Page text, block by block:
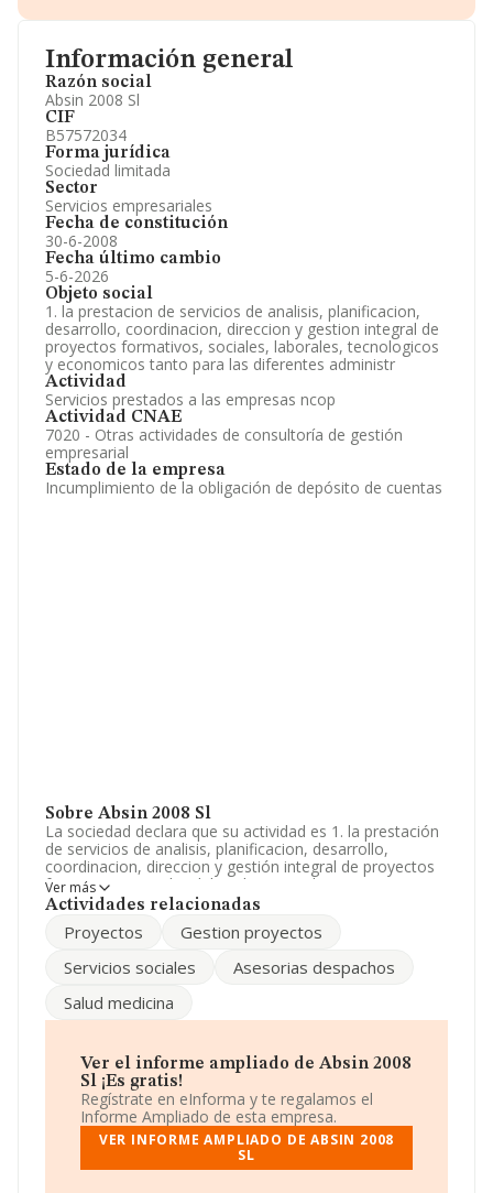
Información general
Razón social
Absin 2008 Sl
CIF
B57572034
Forma jurídica
Sociedad limitada
Sector
Servicios empresariales
Fecha de constitución
30-6-2008
Fecha último cambio
5-6-2026
Objeto social
1. la prestacion de servicios de analisis, planificacion,
desarrollo, coordinacion, direccion y gestion integral de
proyectos formativos, sociales, laborales, tecnologicos
y economicos tanto para las diferentes administr
Actividad
Servicios prestados a las empresas ncop
Actividad CNAE
7020 - Otras actividades de consultoría de gestión
empresarial
Estado de la empresa
Incumplimiento de la obligación de depósito de cuentas
Sobre Absin 2008 Sl
La sociedad declara que su actividad es 1. la prestación
de servicios de analisis, planificacion, desarrollo,
coordinacion, direccion y gestión integral de proyectos
formativos, sociales, laborales, tecnologicos y
economicos tanto para las diferentes administr. La
Sociedad Limitada. Tiene CNAE: 7020 - '%cnae%'. La
en Calle Pare Francesc Molina núm. 30 Plt 3 2, (07003),
en el municipio de Palma, provincia de Isles Baleares,
En relación con el sector y disponiendo de los datos de
hasta 72.271 empresas, a nivel nacional la facturación
asciende a 15.184 millones de euros y la media entre
todas las compañías es de 210 mil euros de ventas. Con
el fin de ampliar la información relativa a las compañías,
la media de empleados es de 2. La antigüedad alcanza
Ver más
Actividades relacionadas
Proyectos
Gestion proyectos
Servicios sociales
Asesorias despachos
Salud medicina
Ver el informe ampliado de Absin 2008
Sl ¡Es gratis!
Regístrate en eInforma y te regalamos el
Informe Ampliado de esta empresa.
VER INFORME AMPLIADO DE ABSIN 2008
SL
Información oficial y registral complementaria.